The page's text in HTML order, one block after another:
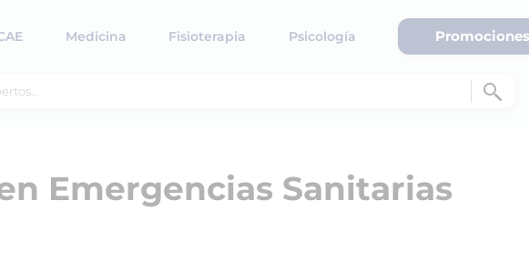
Medicina Fisioterapia Psicología Promociones
Emergencias Sanitarias